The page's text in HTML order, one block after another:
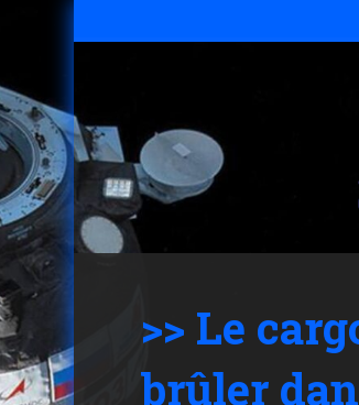
>> Le
brûler